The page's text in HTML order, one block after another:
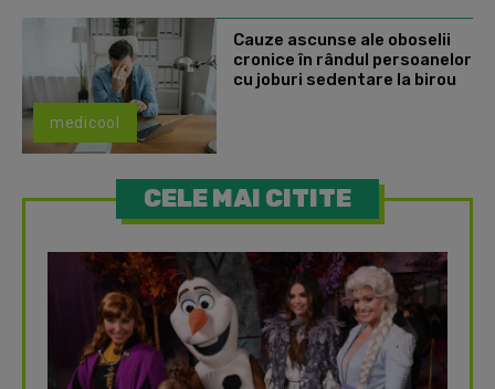
medicool
Cauze ascunse ale oboselii
cronice în rândul persoanelor
cu joburi sedentare la birou
CELE MAI CITITE